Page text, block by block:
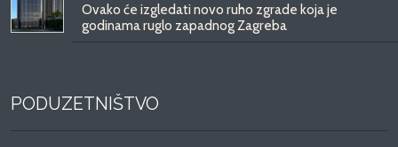
Ovako će izgledati novo ruho zgrade koja je
godinama ruglo zapadnog Zagreba
PODUZETNIŠTVO